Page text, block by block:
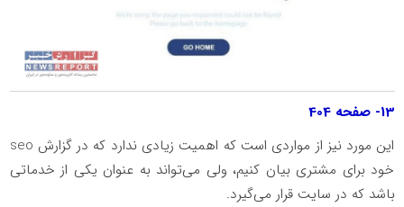
13- صفحه 404
این مورد نیز از مواردی است که اهمیت زیادی ندارد که در گزارش seo
خود برای مشتری بیان کنیم، ولی می‌تواند به عنوان یکی از خدماتی
باشد که در سایت قرار می‌گیرد.